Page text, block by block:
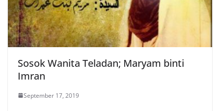
Sosok Wanita Teladan; Maryam binti
Imran
September 17, 2019